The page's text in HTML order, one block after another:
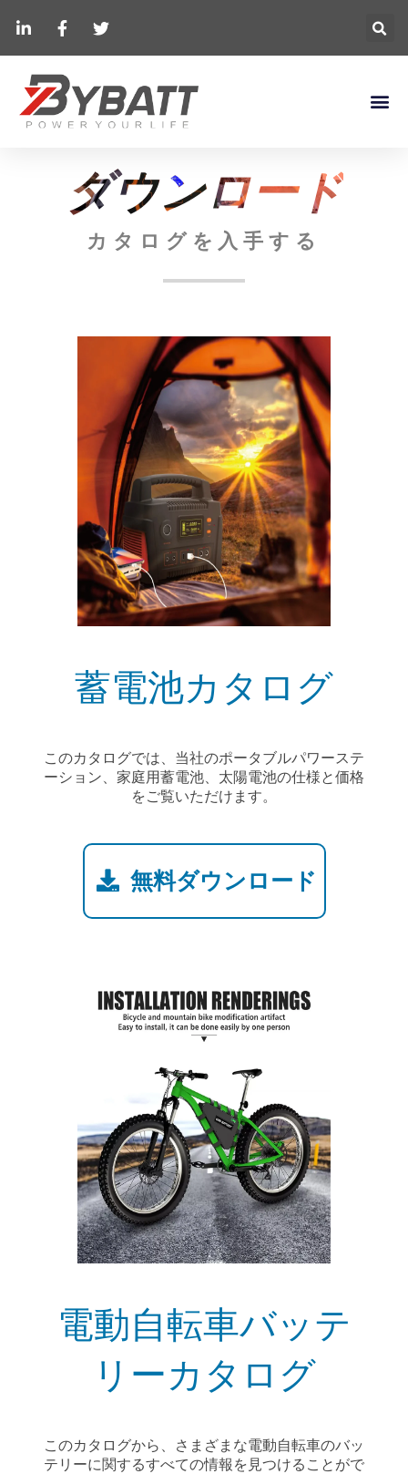
ダウンロード
カタログを入手する
蓄電池カタログ
このカタログでは、当社のポータブルパワーステ
ーション、家庭用蓄電池、太陽電池の仕様と価格
をご覧いただけます。
無料ダウンロード
電動自転車バッテ
リーカタログ
このカタログから、さまざまな電動自転車のバッ
テリーに関するすべての情報を見つけることがで